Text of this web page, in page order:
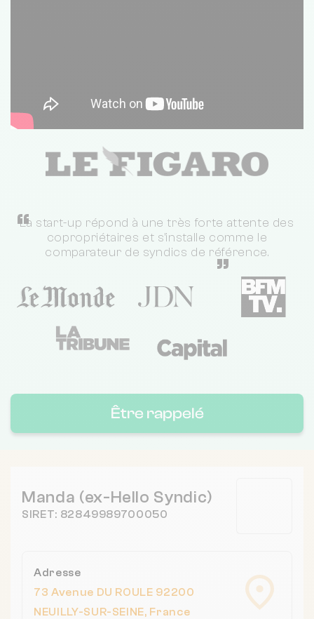
“
La start-up répond à une très forte attente des
copropriétaires et s'installe comme le
comparateur de syndics de référence.
”
Être rappelé
Manda (ex-Hello Syndic)
SIRET: 82849989700050
Adresse
73 Avenue DU ROULE 92200
NEUILLY-SUR-SEINE, France